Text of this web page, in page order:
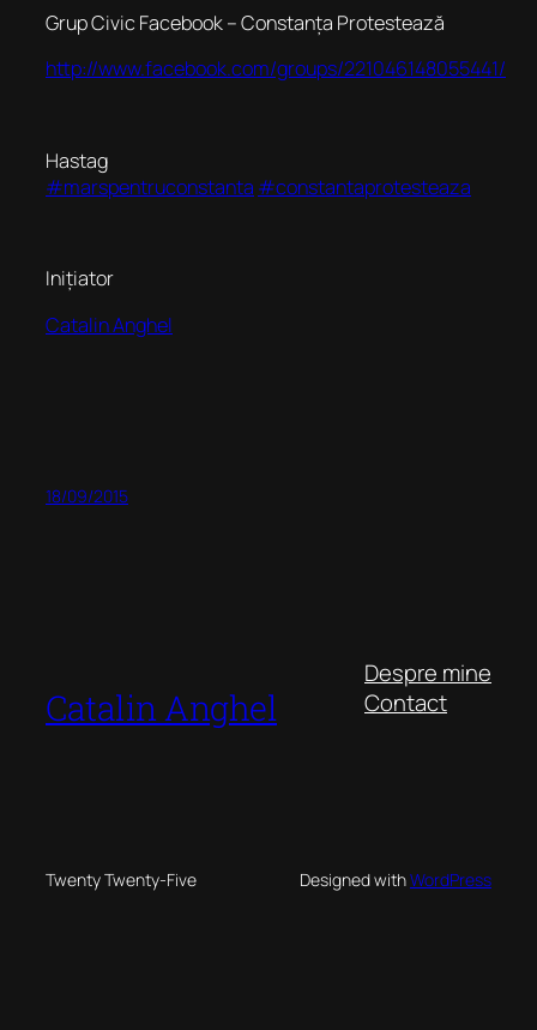
Grup Civic Facebook – Constanța Protestează
http://www.facebook.com/groups/221046148055441/
Hastag
‪#‎marspentruconstanta ‪#‎constantaprotesteaza
Inițiator
Catalin Anghel
18/09/2015
Catalin Anghel
Despre mine
Contact
Twenty Twenty-Five Designed withWordPress